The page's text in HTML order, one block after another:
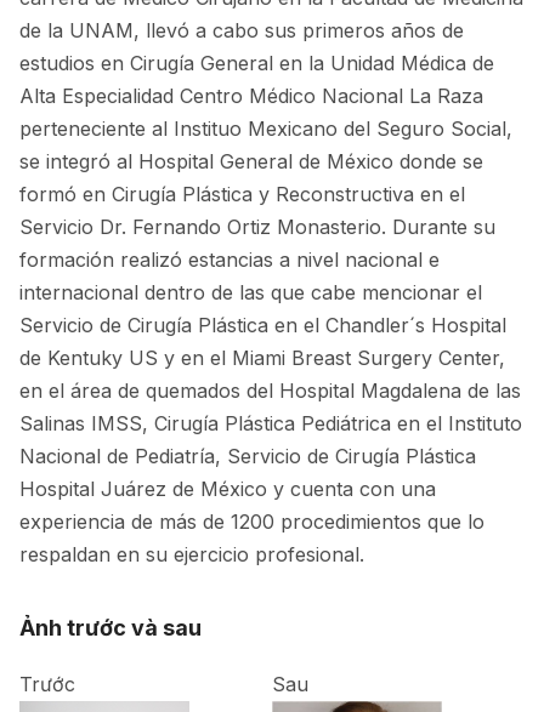
de la UNAM, llevó a cabo sus primeros años de
estudios en Cirugía General en la Unidad Médica de
Alta Especialidad Centro Médico Nacional La Raza
perteneciente al Instituo Mexicano del Seguro Social,
se integró al Hospital General de México donde se
formó en Cirugía Plástica y Reconstructiva en el
Servicio Dr. Fernando Ortiz Monasterio. Durante su
formación realizó estancias a nivel nacional e
internacional dentro de las que cabe mencionar el
Servicio de Cirugía Plástica en el Chandler´s Hospital
de Kentuky US y en el Miami Breast Surgery Center,
en el área de quemados del Hospital Magdalena de las
Salinas IMSS, Cirugía Plástica Pediátrica en el Instituto
Nacional de Pediatría, Servicio de Cirugía Plástica
Hospital Juárez de México y cuenta con una
experiencia de más de 1200 procedimientos que lo
respaldan en su ejercicio profesional.
Ảnh trước và sau
Trước Sau